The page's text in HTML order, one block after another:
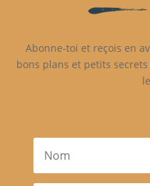
Abonne-toi et reçois en
bons plans et petits